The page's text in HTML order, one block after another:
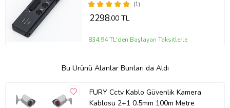
(1)
2298,00 TL
834,94 TL'den Başlayan Taksitlerle
Bu Ürünü Alanlar Bunları da Aldı
FURY Cctv Kablo Güvenlik Kamera
Kablosu 2+1 0.5mm 100m Metre